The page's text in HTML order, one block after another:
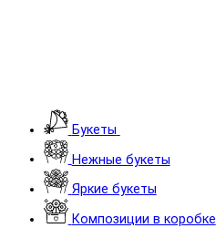
Букеты
Нежные букеты
Яркие букеты
Композиции в коробке